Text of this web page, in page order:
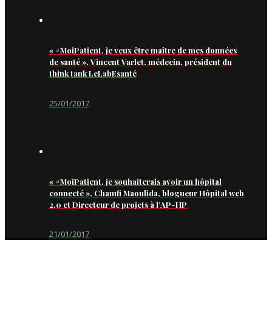
« #MoiPatient, je veux être maître de mes données
de santé », Vincent Varlet, médecin, président du
think tank LeLabEsanté
25/01/2017
« #MoiPatient, je souhaiterais avoir un hôpital
connecté », Chamfi Maoulida, blogueur Hôpital web
2.0 et Directeur de projets à l’AP-HP
21/01/2017